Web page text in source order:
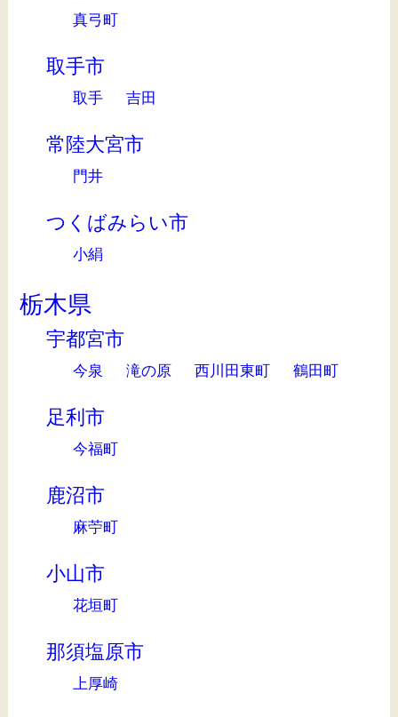
真弓町
取手市
取手 吉田
常陸大宮市
門井
つくばみらい市
小絹
栃木県
宇都宮市
今泉 滝の原 西川田東町 鶴田町
足利市
今福町
鹿沼市
麻苧町
小山市
花垣町
那須塩原市
上厚崎